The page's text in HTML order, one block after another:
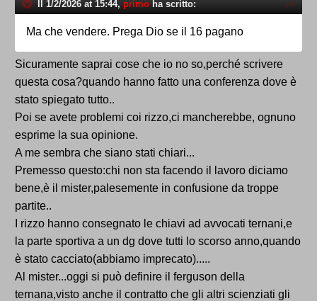
Il 1/2/2026 at 15:44, primo ha scritto:
Ma che vendere. Prega Dio se il 16 pagano
Sicuramente saprai cose che io no so,perché scrivere
questa cosa?quando hanno fatto una conferenza dove è
stato spiegato tutto..
Poi se avete problemi coi rizzo,ci mancherebbe, ognuno
esprime la sua opinione.
A me sembra che siano stati chiari...
Premesso questo:chi non sta facendo il lavoro diciamo
bene,è il mister,palesemente in confusione da troppe
partite..
I rizzo hanno consegnato le chiavi ad avvocati ternani,e
la parte sportiva a un dg dove tutti lo scorso anno,quando
è stato cacciato(abbiamo imprecato).....
Al mister...oggi si può definire il ferguson della
ternana,visto anche il contratto che gli altri scienziati gli